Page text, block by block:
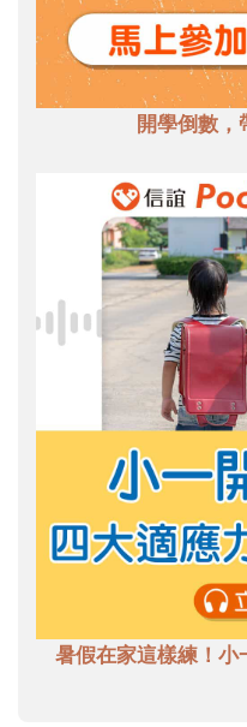
開學倒數，
暑假在家這樣練！小